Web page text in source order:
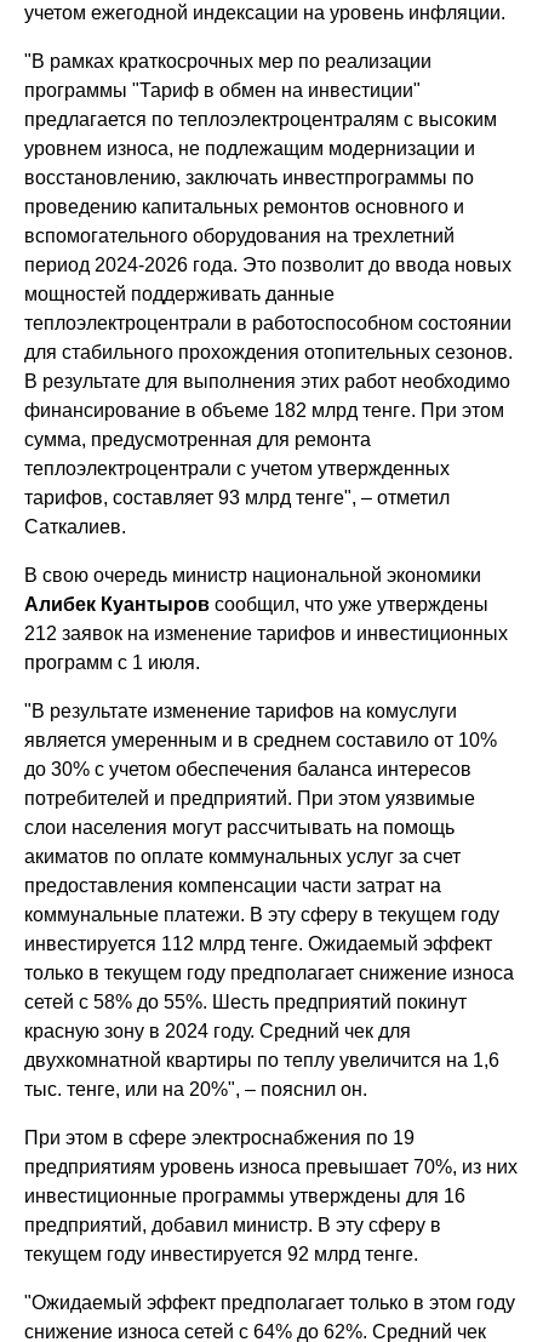
учетом ежегодной индексации на уровень инфляции.
"В рамках краткосрочных мер по реализации
программы "Тариф в обмен на инвестиции"
предлагается по теплоэлектроцентралям с высоким
уровнем износа, не подлежащим модернизации и
восстановлению, заключать инвестпрограммы по
проведению капитальных ремонтов основного и
вспомогательного оборудования на трехлетний
период 2024-2026 года. Это позволит до ввода новых
мощностей поддерживать данные
теплоэлектроцентрали в работоспособном состоянии
для стабильного прохождения отопительных сезонов.
В результате для выполнения этих работ необходимо
финансирование в объеме 182 млрд тенге. При этом
сумма, предусмотренная для ремонта
теплоэлектроцентрали с учетом утвержденных
тарифов, составляет 93 млрд тенге", – отметил
Саткалиев.
В свою очередь министр национальной экономики
Алибек Куантыров сообщил, что уже утверждены
212 заявок на изменение тарифов и инвестиционных
программ с 1 июля.
"В результате изменение тарифов на комуслуги
является умеренным и в среднем составило от 10%
до 30% с учетом обеспечения баланса интересов
потребителей и предприятий. При этом уязвимые
слои населения могут рассчитывать на помощь
акиматов по оплате коммунальных услуг за счет
предоставления компенсации части затрат на
коммунальные платежи. В эту сферу в текущем году
инвестируется 112 млрд тенге. Ожидаемый эффект
только в текущем году предполагает снижение износа
сетей с 58% до 55%. Шесть предприятий покинут
красную зону в 2024 году. Средний чек для
двухкомнатной квартиры по теплу увеличится на 1,6
тыс. тенге, или на 20%", – пояснил он.
При этом в сфере электроснабжения по 19
предприятиям уровень износа превышает 70%, из них
инвестиционные программы утверждены для 16
предприятий, добавил министр. В эту сферу в
текущем году инвестируется 92 млрд тенге.
"Ожидаемый эффект предполагает только в этом году
снижение износа сетей с 64% до 62%. Средний чек